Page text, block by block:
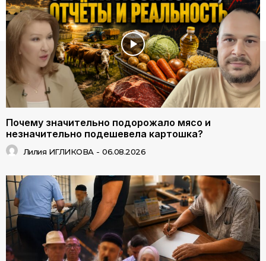
Почему значительно подорожало мясо и
незначительно подешевела картошка?
Лилия ИГЛИКОВА - 06.08.2026